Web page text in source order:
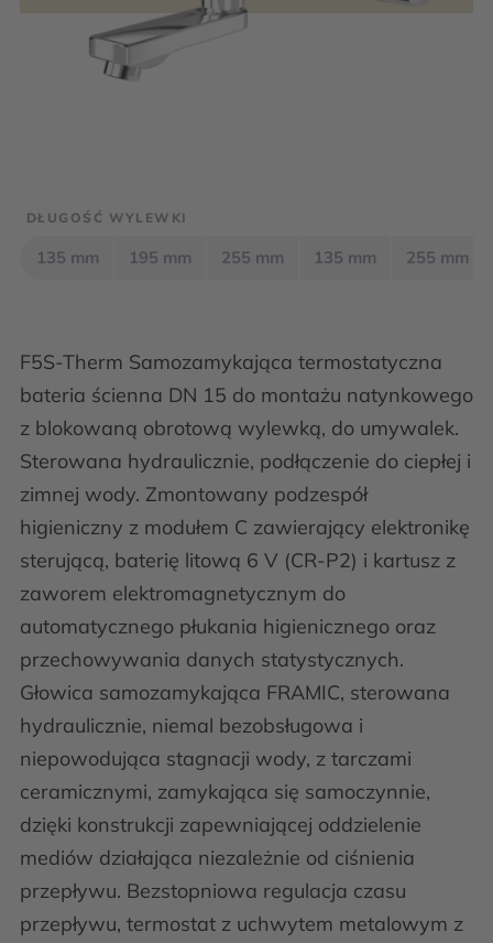
F5S-Therm Samozamykająca termostatyczna
bateria ścienna DN 15 do montażu natynkowego
z blokowaną obrotową wylewką, do umywalek.
Sterowana hydraulicznie, podłączenie do ciepłej i
zimnej wody. Zmontowany podzespół
higieniczny z modułem C zawierający elektronikę
sterującą, baterię litową 6 V (CR-P2) i kartusz z
zaworem elektromagnetycznym do
automatycznego płukania higienicznego oraz
przechowywania danych statystycznych.
Głowica samozamykająca FRAMIC, sterowana
hydraulicznie, niemal bezobsługowa i
niepowodująca stagnacji wody, z tarczami
ceramicznymi, zamykająca się samoczynnie,
dzięki konstrukcji zapewniającej oddzielenie
mediów działająca niezależnie od ciśnienia
przepływu. Bezstopniowa regulacja czasu
przepływu, termostat z uchwytem metalowym z
DŁUGOŚĆ WYLEWKI
135 mm 195 mm 255 mm 135 mm 255 mm